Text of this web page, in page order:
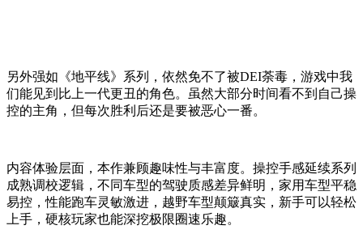
另外强如《地平线》系列，依然免不了被DEI荼毒，游戏中我
们能见到比上一代更丑的角色。虽然大部分时间看不到自己操
控的主角，但每次胜利后还是要被恶心一番。
内容体验层面，本作兼顾趣味性与丰富度。操控手感延续系列
成熟调校逻辑，不同车型的驾驶质感差异鲜明，家用车型平稳
易控，性能跑车灵敏激进，越野车型颠簸真实，新手可以轻松
上手，硬核玩家也能深挖极限圈速乐趣。